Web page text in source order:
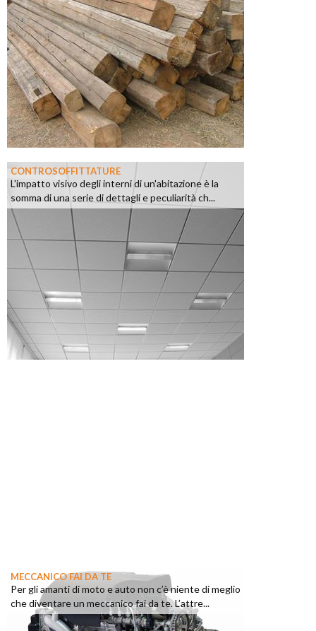
CONTROSOFFITTATURE
L'impatto visivo degli interni di un'abitazione è la
somma di una serie di dettagli e peculiarità ch...
MECCANICO FAI DA TE
Per gli amanti di moto e auto non c’è niente di meglio
che diventare un meccanico fai da te. L’attre...